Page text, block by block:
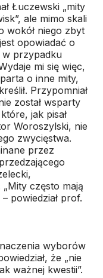
Łuczewski „mity
ale mimo skali
wokół niego zbyt
opowiadać o
w przypadku
mi się więc,
o inne mity,
Przypomniał
został wsparty
jak pisał
Woroszylski, nie
zwycięstwa.
przez
często mają
powiedział prof.
wyborów
że „nie
ważnej kwestii”.